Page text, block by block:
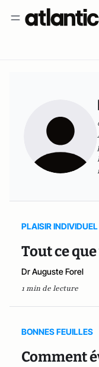
PLAISIR INDIVIDUEL
Tout ce
Dr Auguste Forel
1 min de lecture
BONNES FEUILLES
Comment